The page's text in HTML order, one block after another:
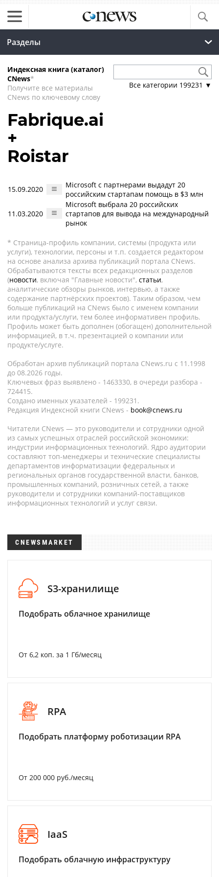
Разделы
Индексная книга (каталог)
CNews*
Получите все материалы
CNews по ключевому слову
Все категории 199231 ▼
Fabrique.ai
+
Roistar
15.09.2020
Microsoft с партнерами выдадут 20
российским стартапам помощь в $3 млн
11.03.2020
Microsoft выбрала 20 российских
стартапов для вывода на международный
рынок
* Страница-профиль компании, системы (продукта или
услуги), технологии, персоны и т.п. создается редактором
на основе анализа архива публикаций портала CNews.
Обрабатываются тексты всех редакционных разделов
(новости, включая "Главные новости", статьи,
аналитические обзоры рынков, интервью, а также
содержание партнёрских проектов). Таким образом, чем
больше публикаций на CNews было с именем компании
или продукта/услуги, тем более информативен профиль.
Профиль может быть дополнен (обогащен) дополнительной
информацией, в т.ч. презентацией о компании или
продукте/услуге.
Обработан архив публикаций портала CNews.ru c 11.1998
до 08.2026 годы.
Ключевых фраз выявлено - 1463330, в очереди разбора -
724415.
Создано именных указателей - 199231.
Редакция Индексной книги CNews - book@cnews.ru
Читатели CNews — это руководители и сотрудники одной
из самых успешных отраслей российской экономики:
индустрии информационных технологий. Ядро аудитории
составляют топ-менеджеры и технические специалисты
департаментов информатизации федеральных и
региональных органов государственной власти, банков,
промышленных компаний, розничных сетей, а также
руководители и сотрудники компаний-поставщиков
информационных технологий и услуг связи.
CNEWSMARKET
S3-хранилище
Подобрать облачное хранилище
От 6,2 коп. за 1 Гб/месяц
RPA
Подобрать платформу роботизации RPA
От 200 000 руб./месяц
IaaS
Подобрать облачную инфраструктуру